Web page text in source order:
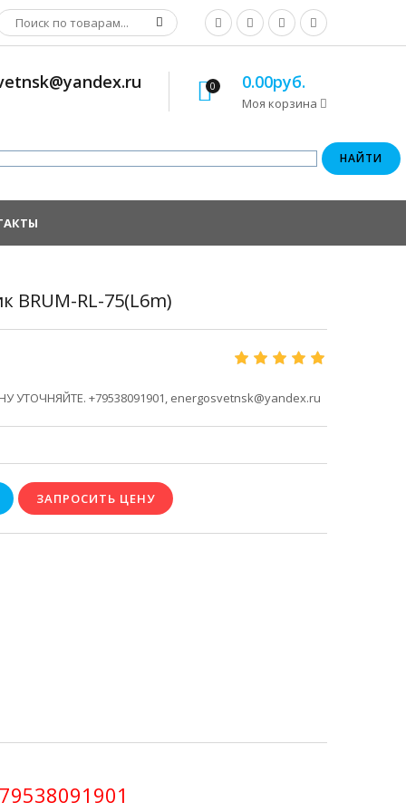
0 0.00руб.
Моя корзина
BRUM-RL-75(L6m)
+79538091901, energosvetnsk@yandex.ru